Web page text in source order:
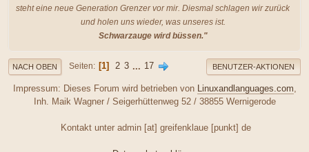
steht eine neue Generation Grenzer vor mir. Diesmal schlagen wir zurück
und holen uns wieder, was unseres ist.
Schwarzauge wird büssen."
NACH OBEN Seiten 1 2 3 ... 17 BENUTZER-AKTIONEN
Impressum: Dieses Forum wird betrieben von Linuxandlanguages.com
Inh. Maik Wagner / Seigerhüttenweg 52 / 38855 Wernigerode
Kontakt unter admin [at] greifenklaue [punkt] de